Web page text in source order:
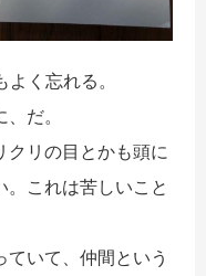
く忘れる。
だ。
リの目とかも頭に
これは苦しいこと
いて、仲間という